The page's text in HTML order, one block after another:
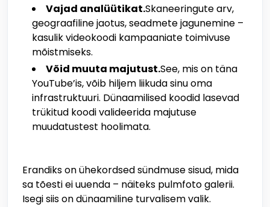
Vajad analüütikat.Skaneeringute arv,
geograafiline jaotus, seadmete jagunemine –
kasulik videokoodi kampaaniate toimivuse
mõistmiseks.
Võid muuta majutust.See, mis on täna
YouTube’is, võib hiljem liikuda sinu oma
infrastruktuuri. Dünaamilised koodid lasevad
trükitud koodi valideerida majutuse
muudatustest hoolimata.
Erandiks on ühekordsed sündmuse sisud, mida
sa tõesti ei uuenda – näiteks pulmfoto galerii.
Isegi siis on dünaamiline turvalisem valik.